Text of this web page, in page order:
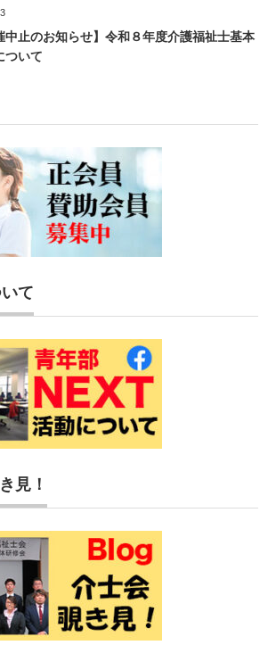
中止のお知らせ】令和８年度介護福祉士基本
ついて
て
見！